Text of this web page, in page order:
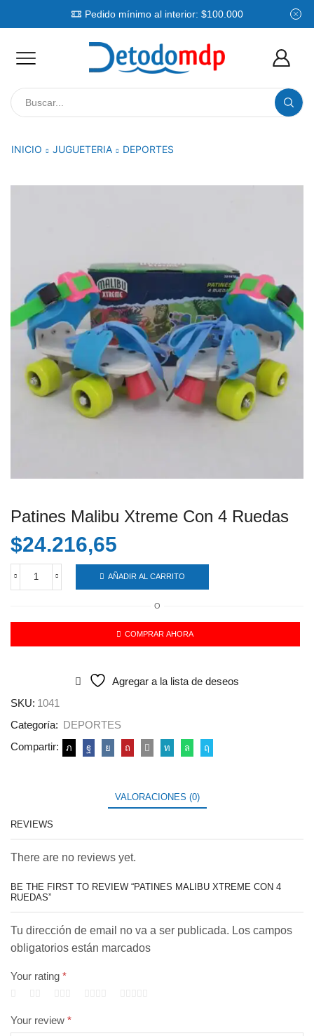
Pedido mínimo al interior: $100.000
INICIO JUGUETERIA DEPORTES
Patines Malibu Xtreme Con 4 Ruedas
$24.216,65
Patines
Con
Ruedas
AÑADIR AL CARRITO
O
COMPRAR AHORA
Agregar a la lista de deseos
SKU: 1041
Categoría:
DEPORTES
Compartir:
VALORACIONES (0)
REVIEWS
There are no reviews yet.
BE THE FIRST TO REVIEW “PATINES MALIBU XTREME CON 4
RUEDAS”
Tu dirección de email no va a ser publicada. Los campos
obligatorios están marcados
Your rating *
Your review *